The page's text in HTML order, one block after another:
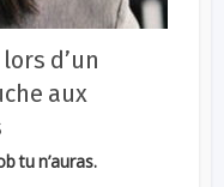
d’un
aux
tu n’auras.